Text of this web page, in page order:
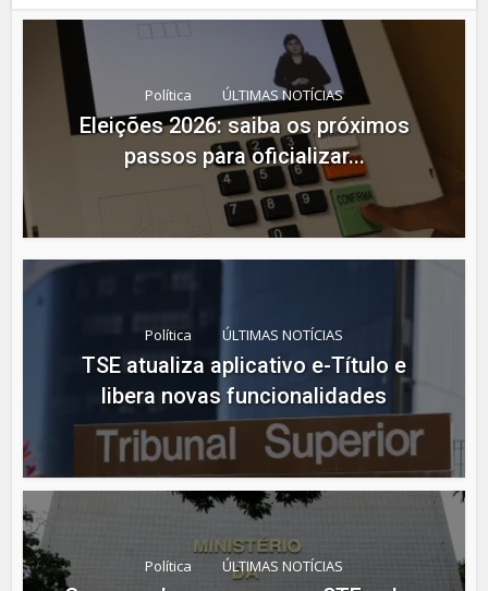
Política ÚLTIMAS NOTÍCIAS
Eleições 2026: saiba os próximos
passos para oficializar...
Política ÚLTIMAS NOTÍCIAS
TSE atualiza aplicativo e-Título e
libera novas funcionalidades
Política ÚLTIMAS NOTÍCIAS